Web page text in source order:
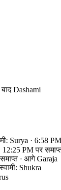
Dashami
Surya · 6:58
PM पर
· आगे Garaja
Shukra